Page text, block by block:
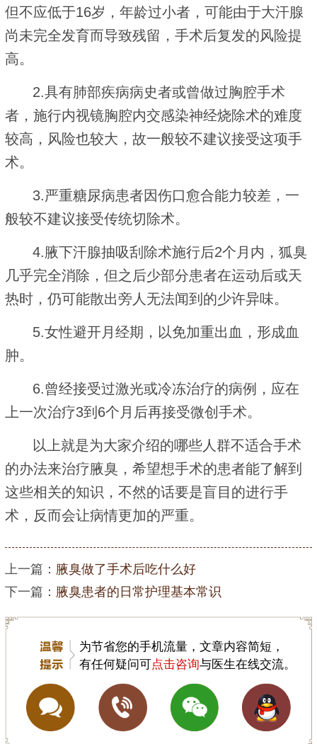
但不应低于16岁，年龄过小者，可能由于大汗腺
尚未完全发育而导致残留，手术后复发的风险提
高。
2.具有肺部疾病病史者或曾做过胸腔手术
者，施行内视镜胸腔内交感染神经烧除术的难度
较高，风险也较大，故一般较不建议接受这项手
术。
3.严重糖尿病患者因伤口愈合能力较差，一
般较不建议接受传统切除术。
4.腋下汗腺抽吸刮除术施行后2个月内，狐臭
几乎完全消除，但之后少部分患者在运动后或天
热时，仍可能散出旁人无法闻到的少许异味。
5.女性避开月经期，以免加重出血，形成血
肿。
6.曾经接受过激光或冷冻治疗的病例，应在
上一次治疗3到6个月后再接受微创手术。
以上就是为大家介绍的哪些人群不适合手术
的办法来治疗腋臭，希望想手术的患者能了解到
这些相关的知识，不然的话要是盲目的进行手
术，反而会让病情更加的严重。
上一篇： 腋臭做了手术后吃什么好
下一篇： 腋臭患者的日常护理基本常识
为节省您的手机流量，文章内容简短，
有任何疑问可点击咨询与医生在线交流。